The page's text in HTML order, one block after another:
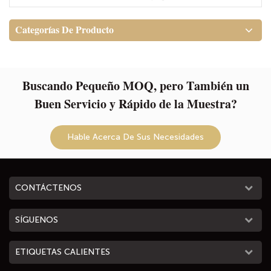
Categorías De Producto
Buscando Pequeño MOQ, pero También un
Buen Servicio y Rápido de la Muestra?
Hable Acerca De Sus Necesidades
CONTÁCTENOS
SÍGUENOS
ETIQUETAS CALIENTES